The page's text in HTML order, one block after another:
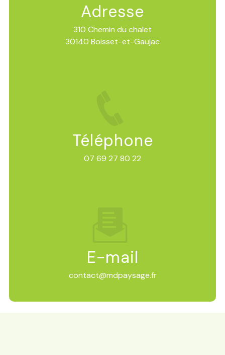
Adresse
310 Chemin du chalet
30140 Boisset-et-Gaujac
Téléphone
07 69 27 80 22
E-mail
contact@mdpaysage.fr